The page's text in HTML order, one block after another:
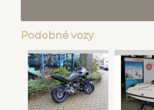
Podobné vozy